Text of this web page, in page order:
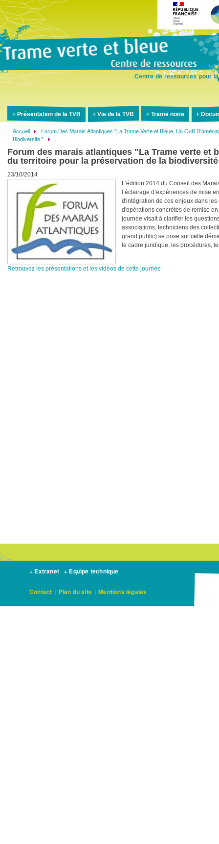
Centre de ressources pour
Présentation de la TVB Vie de la TVB Trame noire
Fil
d'Ariane
Accueil
Forum Des Marais Atlantiques "La Trame Verte et Bleue, Un Outil
Biodiversité "
Forum des marais atlantiques "La Trame verte et
du territoire pour la préservation de la
23/10/2014
L'édition 2014 du Conseil des
l’éclairage d’expériences de mise
d'intégration de ces enjeux dans
d'opérations concrètes de remise
journée visait à clarifier les
associations, techniciens des
grand public) se pose sur cette
le cadre juridique, les procédures,
Retrouvez les présentations et les vidéos de cette journée
+ Extranet + Equipe technique
Contact | Plan du site | Mentions légales